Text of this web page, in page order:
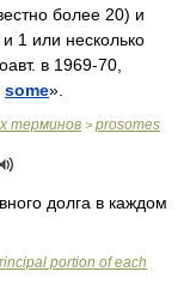
более 20) и
и 1 или несколько
в 1969-70,
some».
терминов > prosomes
долга в каждом
portion of each